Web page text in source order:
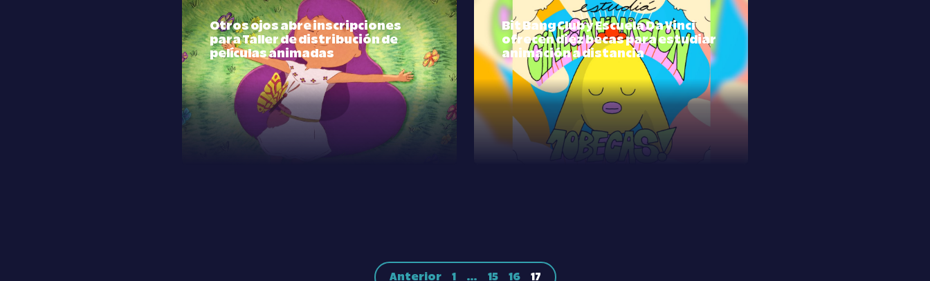
Otros ojos abre inscripciones
para Taller de distribución de
películas animadas
Bit Bang Club y Escuela Da Vinci
ofrecen diez becas para estudiar
animación a distancia
Anterior 1 … 15 16 17